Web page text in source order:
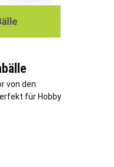
von den
für Hobby